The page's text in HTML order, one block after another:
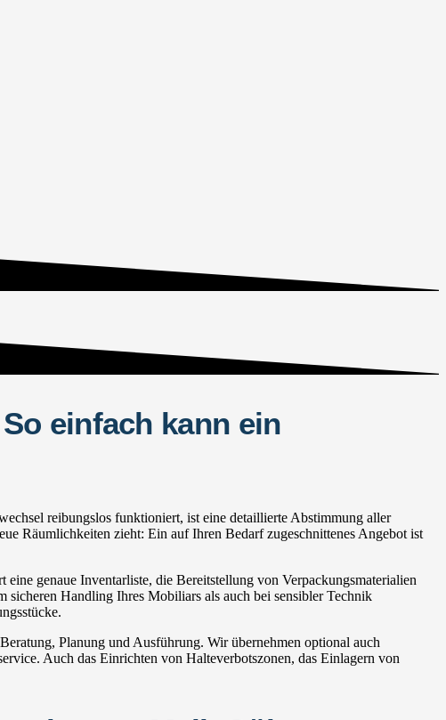
einfach kann ein
reibungslos funktioniert, ist eine detaillierte Abstimmung aller
Räumlichkeiten zieht: Ein auf Ihren Bedarf zugeschnittenes Angebot ist
genaue Inventarliste, die Bereitstellung von Verpackungsmaterialien
Handling Ihres Mobiliars als auch bei sensibler Technik
Planung und Ausführung. Wir übernehmen optional auch
Auch das Einrichten von Halteverbotszonen, das Einlagern von